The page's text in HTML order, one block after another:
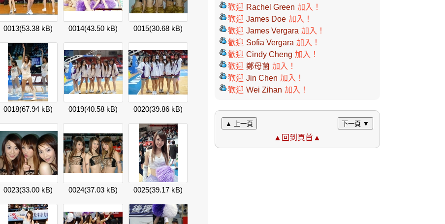
0013(53.38 kB) 0014(43.50 kB) 0015(30.68 kB)
0018(67.94 kB) 0019(40.58 kB) 0020(39.86 kB)
0023(33.00 kB) 0024(37.03 kB) 0025(39.17 kB)
歡迎 Rachel Green 加入！
歡迎 James Doe 加入！
歡迎 James Vergara 加入！
歡迎 Sofia Vergara 加入！
歡迎 Cindy Cheng 加入！
歡迎 鄭母菌 加入！
歡迎 Jin Chen 加入！
歡迎 Wei Zihan 加入！
▲ 上一頁 下一頁 ▼
▲回到頁首▲